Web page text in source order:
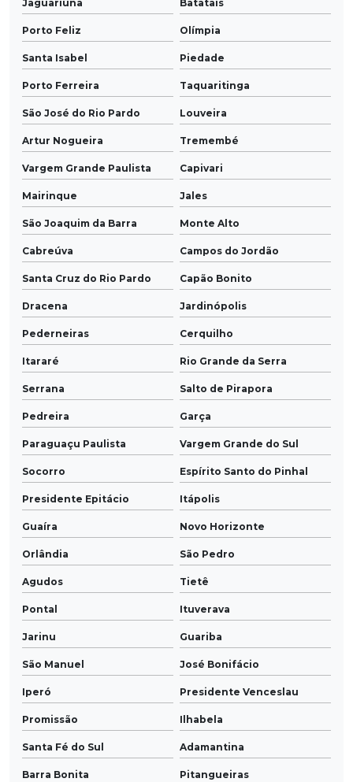
Jaguariúna Batatais
Porto Feliz Olímpia
Santa Isabel Piedade
Porto Ferreira Taquaritinga
São José do Rio Pardo Louveira
Artur Nogueira Tremembé
Vargem Grande Paulista Capivari
Mairinque Jales
São Joaquim da Barra Monte Alto
Cabreúva Campos do Jordão
Santa Cruz do Rio Pardo Capão Bonito
Dracena Jardinópolis
Pederneiras Cerquilho
Itararé Rio Grande da Serra
Serrana Salto de Pirapora
Pedreira Garça
Paraguaçu Paulista Vargem Grande do Sul
Socorro Espírito Santo do Pinhal
Presidente Epitácio Itápolis
Guaíra Novo Horizonte
Orlândia São Pedro
Agudos Tietê
Pontal Ituverava
Jarinu Guariba
São Manuel José Bonifácio
Iperó Presidente Venceslau
Promissão Ilhabela
Santa Fé do Sul Adamantina
Barra Bonita Pitangueiras